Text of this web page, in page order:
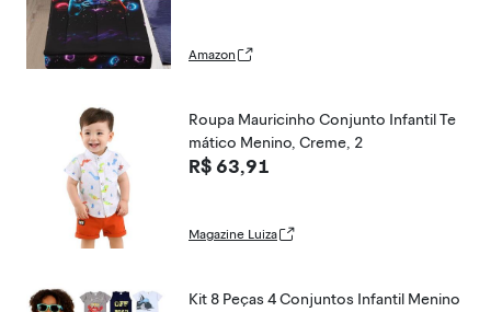
Amazon
Roupa Mauricinho Conjunto Infantil Te
mático Menino, Creme, 2
R$ 63,91
Magazine Luiza
Kit 8 Peças 4 Conjuntos Infantil Menino